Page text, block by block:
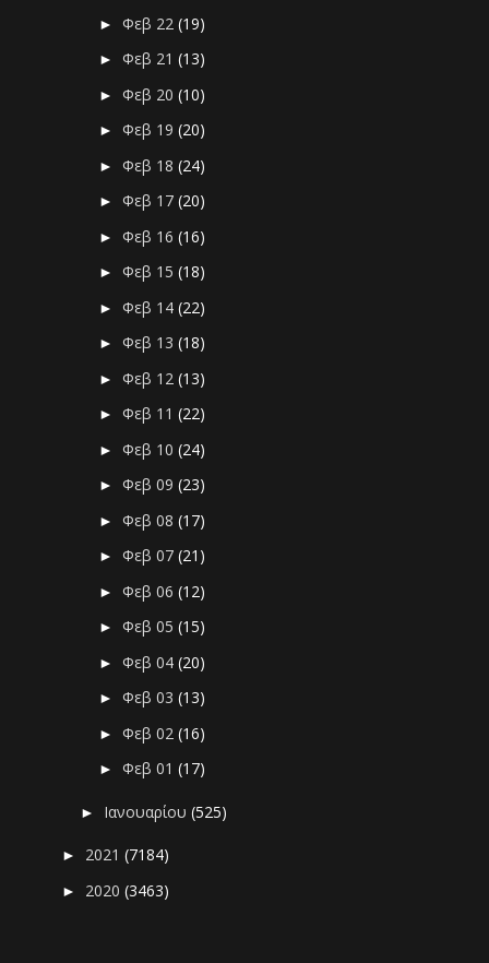
►Φεβ 22(19)
►Φεβ 21(13)
►Φεβ 20(10)
►Φεβ 19(20)
►Φεβ 18(24)
►Φεβ 17(20)
►Φεβ 16(16)
►Φεβ 15(18)
►Φεβ 14(22)
►Φεβ 13(18)
►Φεβ 12(13)
►Φεβ 11(22)
►Φεβ 10(24)
►Φεβ 09(23)
►Φεβ 08(17)
►Φεβ 07(21)
►Φεβ 06(12)
►Φεβ 05(15)
►Φεβ 04(20)
►Φεβ 03(13)
►Φεβ 02(16)
►Φεβ 01(17)
► Ιανουαρίου(525)
► 2021(7184)
► 2020(3463)